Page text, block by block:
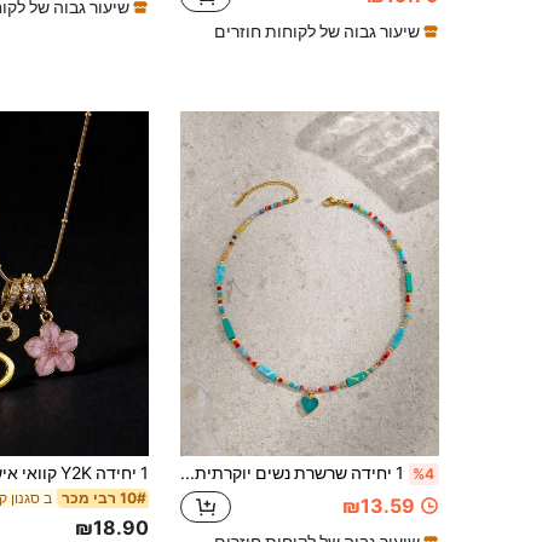
שיעור גבוה של לקוחות חוזרים
שיעור גבוה של
%4 1 יחידה שרשרת נשים יוקרתית עם תליון לב, אבן, קריסטל, זכוכית ופלדת אל חלד, מתאימה ללבישה בחופשת קיץ (צבע אקראי)
₪13.59 10# רבי מכר
₪18.90